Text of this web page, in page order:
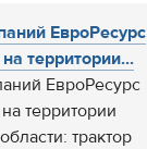
ЕвроРесурс
территории...
ЕвроРесурс
территории
трактор